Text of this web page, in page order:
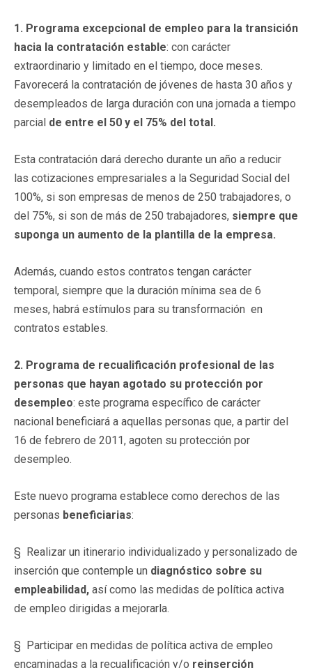
1. Programa excepcional de empleo para la transición
hacia la contratación estable: con carácter
extraordinario y limitado en el tiempo, doce meses.
Favorecerá la contratación de jóvenes de hasta 30 años y
desempleados de larga duración con una jornada a tiempo
parcial de entre el 50 y el 75% del total.
Esta contratación dará derecho durante un año a reducir
las cotizaciones empresariales a la Seguridad Social del
100%, si son empresas de menos de 250 trabajadores, o
del 75%, si son de más de 250 trabajadores, siempre que
suponga un aumento de la plantilla de la empresa.
Además, cuando estos contratos tengan carácter
temporal, siempre que la duración mínima sea de 6
meses, habrá estímulos para su transformación en
contratos estables.
2. Programa de recualificación profesional de las
personas que hayan agotado su protección por
desempleo: este programa específico de carácter
nacional beneficiará a aquellas personas que, a partir del
16 de febrero de 2011, agoten su protección por
desempleo.
Este nuevo programa establece como derechos de las
personas beneficiarias:
§ Realizar un itinerario individualizado y personalizado de
inserción que contemple un diagnóstico sobre su
empleabilidad, así como las medidas de política activa
de empleo dirigidas a mejorarla.
§ Participar en medidas de política activa de empleo
encaminadas a la recualificación y/o reinserción